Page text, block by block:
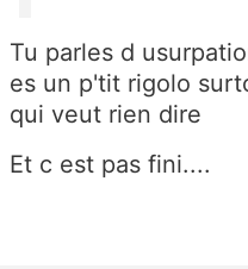
Tu parles d
es un p'tit rigolo
qui veut rien dire
Et c est pas fini....